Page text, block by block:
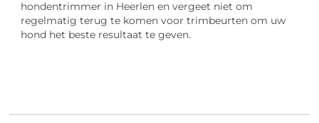
hondentrimmer in Heerlen en vergeet niet om
regelmatig terug te komen voor trimbeurten om uw
hond het beste resultaat te geven.